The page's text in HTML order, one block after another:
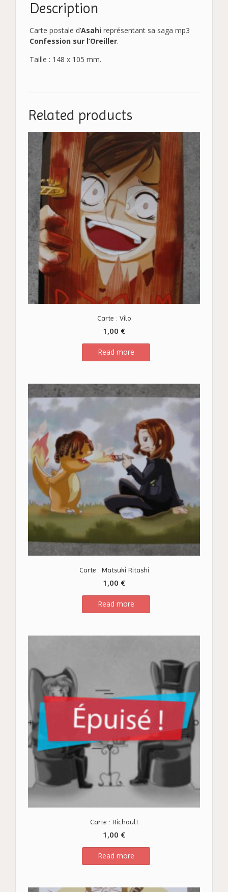
Description
Carte postale d’Asahi représentant sa saga mp3
Confession sur l’Oreiller.
Taille : 148 x 105 mm.
Related products
Carte : Vilo
1,00 €
Read more
Carte : Matsuki Ritashi
1,00 €
Read more
Carte : Richoult
1,00 €
Read more